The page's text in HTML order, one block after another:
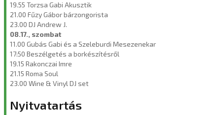
19.55 Torzsa Gabi Akusztik
21.00 Fűzy Gábor bárzongorista
23.00 DJ Andrew J.
08.17., szombat
11.00 Gubás Gabi és a Szeleburdi Mesezenekar
17:50 Beszélgetés a borkészítésről
19.15 Rakonczai Imre
21.15 Roma Soul
23.00 Wine & Vinyl DJ set
Nyitvatartás